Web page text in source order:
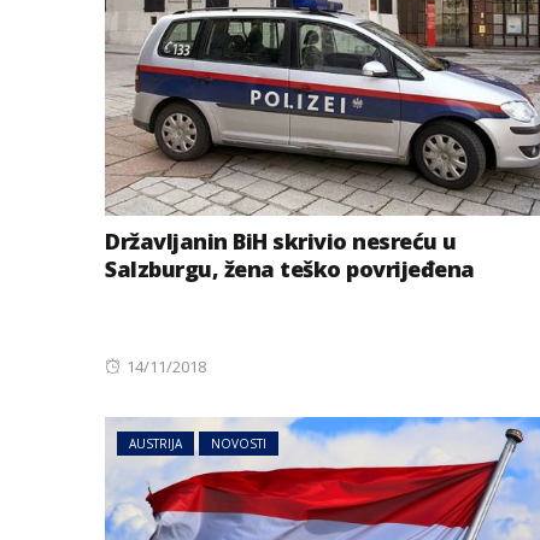
Državljanin BiH skrivio nesreću u
Salzburgu, žena teško povrijeđena
Posted
14/11/2018
AUSTRIJA NOVOSTI